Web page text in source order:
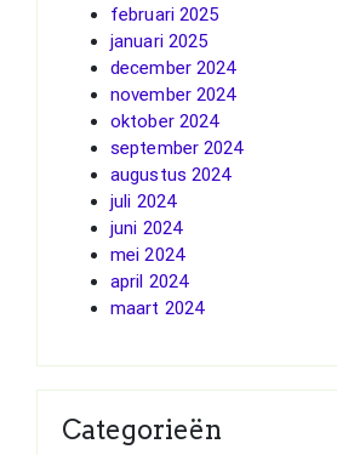
februari 2025
januari 2025
december 2024
november 2024
oktober 2024
september 2024
augustus 2024
juli 2024
juni 2024
mei 2024
april 2024
maart 2024
Categorieën